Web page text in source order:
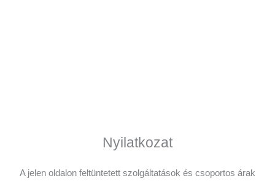
Nyilatkozat
A jelen oldalon feltüntetett szolgáltatások és csoportos árak